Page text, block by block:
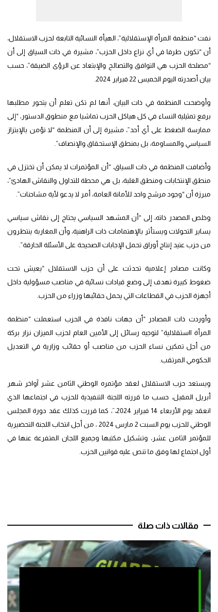
نفت “منظمة المرأة الإستقلالية”، الهيأة النسائية التابعة لحزب الاستقلال،
أن “تكون طرفا في أي نزاع داخل الحزب”، مشيرة في ذات السياق إلى أن
“مصلحة الحزب هي التوافق والتصالح والإبتعاد عن الرؤى الضيقة”، حسب
بيان أصدرته اليوم الخميس 22 فبراير 2024.
وأوضحت المنظمة في ذات البيان، أنها لم تكن تعلم أن يتحور مطلبها
برفع تمثيلية النساء في كل هياكل الحزب تماشيا مع منطوق الدستور، “إلى
ممارسة الضغط على أي أحد”، مشيرة إلى أن المنظمة “لا تؤمن بالإبتزاز
السياسي والمساومة، بل بمنطق الإستحقاق والإنصاف”.
وأضافت المنظمة في ذات السياق، “أن المؤتمرات لا يمكن أن تختزل في
منطق الإنتخابات ومنطق الغلبة، بل هي محطة للتداول والنقاش الهادئ”،
مبرزة أن “وجود مرشح واحد للأمانة العامة، أمر لا يدعو لأية مشاحنات”.
وخلص المصدر ذاته، إلى “أن المشهد السياسي يحتاج إلى نقاش سياسي
يساير التحولات ويستأثر بالإهتمامات ذات الراهنية، وأن المغاربة ينتظرون
من حزب عتيد إنتاج أوراق تحمل الإجابات الصحيحة على الأسئلة الحارقة”.
وكانت مصادر إعلامية تحدثت على أن حزب الاستقلال “يعيش تحت
ضغوط كبيرة تهدف إلى وضع قيادات نسائية في مناصب مسؤولية داخل
أجهزة الحزب في القطاعات التي يحمل حقائبها وزراء من الحزب.
وأوردت ذات المصادر “أن جهات نافذة في الحزب استعملت “منظمة
المرأة ااستقلالية” لتوجيه رسائل إلى الأمين العام لحزب الميزان نزار بركة
من أجل تمكين نساء الحزب من مناصب أو حقائب وزارية في التعديل
الحكومي المرتقب.
ويستعد حزب الاستقلال لعقد مؤتمره الوطني الثامن عشر آواخر شهر
أبريل المقبل، حسب ما قررته اللجنة التنفيذية للحزب في اجتماعها الذي
انعقد يوم الأربعاء 14 فبراير 2024، َ، كما قررت كذلك عقد دورة المجلس
الوطني للحزب يوم السبت 2 مارس 2024 ، من أجل انتخاب اللجنة التحضيرية
للمؤتمر الثامن عشر، وتشكيل مكتبها وجميع اللجان المتفرعة عنها في
أول اجتماع لها وفق ما تنص عليه قوانين الحزب.
مقالات ذات صلة